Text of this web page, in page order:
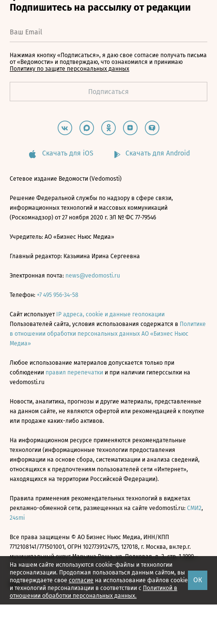
На нашем сайте используются cookie-файлы и технологии
персонализации. Продолжая пользоваться данным сайтом, вы
подтверждаете свое согласие на использование файлов cookie
и технологий персонализации в соответствии с Политикой в
отношении обработки персональных данных.
ОК
Нажимая кнопку «Подписаться», я даю свое согласие получать письма
от «Ведомости» и подтверждаю, что ознакомился и принимаю
Политику по защите персональных данных
Скачать для iOS Скачать для Android
Сетевое издание Ведомости (Vedomosti)
Решение Федеральной службы по надзору в сфере связи,
информационных технологий и массовых коммуникаций
(Роскомнадзор) от 27 ноября 2020 г. ЭЛ № ФС 77-79546
Учредитель: АО «Бизнес Ньюс Медиа»
Главный редактор: Казьмина Ирина Сергеевна
Электронная почта: news@vedomosti.ru
Телефон: +7 495 956-34-58
Сайт использует IP адреса, cookie и данные геолокации
Пользователей сайта, условия использования содержатся в Политике
в отношении обработки персональных данных АО «Бизнес Ньюс
Медиа»
Любое использование материалов допускается только при
соблюдении правил перепечатки и при наличии гиперссылки на
vedomosti.ru
Новости, аналитика, прогнозы и другие материалы, представленные
на данном сайте, не являются офертой или рекомендацией к покупке
или продаже каких-либо активов.
На информационном ресурсе применяются рекомендательные
технологии (информационные технологии предоставления
информации на основе сбора, систематизации и анализа сведений,
относящихся к предпочтениям пользователей сети «Интернет»,
находящихся на территории Российской Федерации).
Правила применения рекомендательных технологий в виджетах
рекламно-обменной сети, размещенных на сайте vedomosti.ru: СМИ2,
24smi
Все права защищены © АО Бизнес Ньюс Медиа, ИНН/КПП
7712108141/771501001, ОГРН 1027739124775, 127018, г. Москва, вн.тер.г.
муниципальный округ Марьина Роща, ул. Полковая, д. 3, стр. 1 1999—
2026